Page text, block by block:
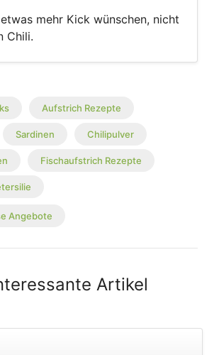
mehr Kick wünschen, nicht
Chili.
Aufstrich Rezepte
Sardinen Chilipulver
Fischaufstrich Rezepte
Angebote
Artikel